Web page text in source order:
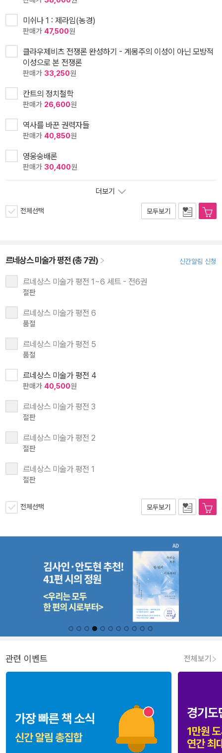
미쉬나 1 : 제라임(농경)
판매가 47,500원
클라우제비츠 전쟁론 완성하기 - 계몽주의 이성이 아닌 모방적
이성으로 본 전쟁론
판매가 33,250원
칸트의 정치철학
판매가 26,600원
역사를 바꾼 권력자들
판매가 40,850원
영웅숭배론
판매가 30,400원
더보기
전체선택 모두보기
르네상스 미술가 평전 (총 7권) 신간알림 신청
르네상스 미술가 평전 1~6 세트 - 전6권
절판
르네상스 미술가 평전 6
품절
르네상스 미술가 평전 5
품절
르네상스 미술가 평전 4
판매가 40,500원
르네상스 미술가 평전 3
절판
르네상스 미술가 평전 2
절판
르네상스 미술가 평전 1
절판
전체선택 모두보기
관련 이벤트 전체보기